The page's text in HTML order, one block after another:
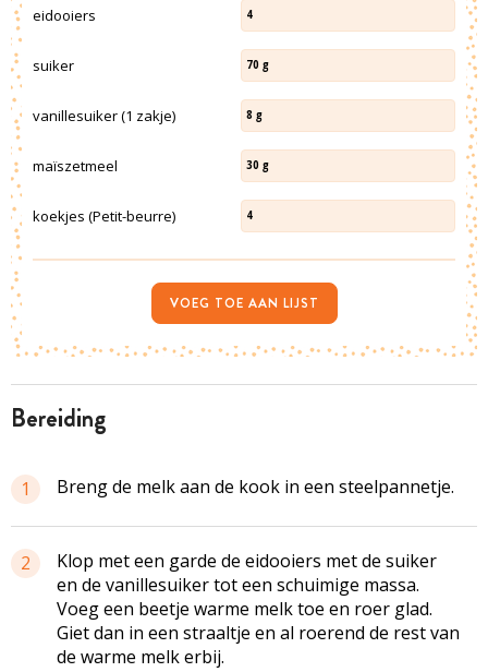
bereiding
1 Breng de melk aan de kook in een steelpannetje.
2
Klop met een garde de eidooiers met de suiker
en de vanillesuiker tot een schuimige massa.
Voeg een beetje warme melk toe en roer glad.
Giet dan in een straaltje en al roerend de rest van
de warme melk erbij.
eidooiers 4
suiker 70 g
vanillesuiker (1 zakje) 8 g
maïszetmeel 30 g
koekjes (Petit-beurre) 4
VOEG TOE AAN LIJST